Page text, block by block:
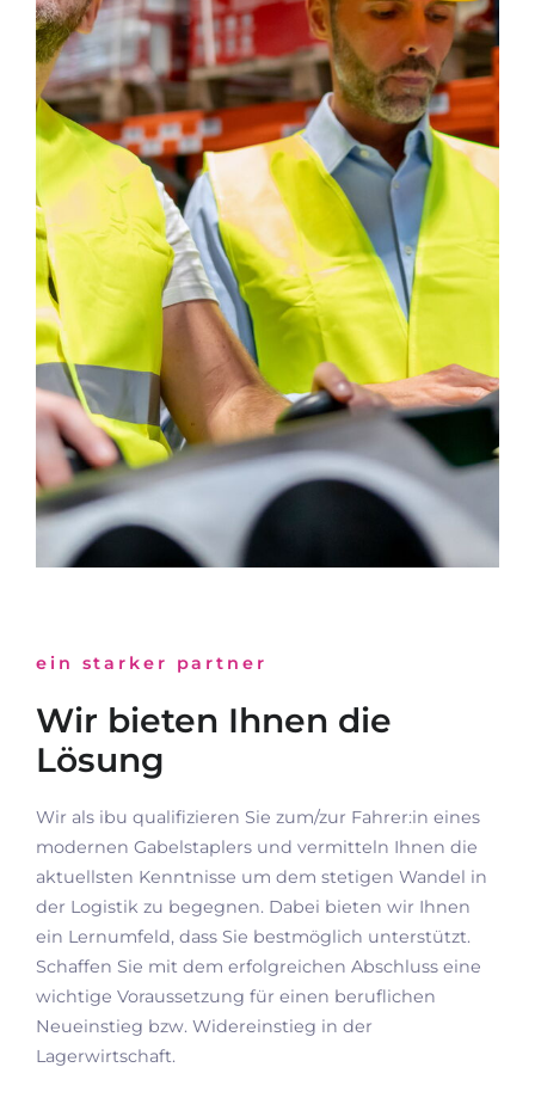
ein starker partner
Wir bieten Ihnen die
Lösung
Wir als ibu qualifizieren Sie zum/zur Fahrer:in eines
modernen Gabelstaplers und vermitteln Ihnen die
aktuellsten Kenntnisse um dem stetigen Wandel in
der Logistik zu begegnen. Dabei bieten wir Ihnen
ein Lernumfeld, dass Sie bestmöglich unterstützt.
Schaffen Sie mit dem erfolgreichen Abschluss eine
wichtige Voraussetzung für einen beruflichen
Neueinstieg bzw. Widereinstieg in der
Lagerwirtschaft.